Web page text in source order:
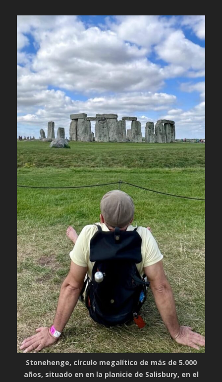
Stonehenge, círculo megalítico de más de 5.000
años, situado en en la planicie de Salisbury, en el